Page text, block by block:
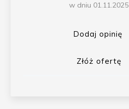
w dniu 01.11.2025
Dodaj opinię
Złóż ofertę